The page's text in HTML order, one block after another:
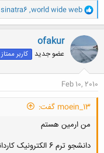
و
ا
ک
ن
ش
ه
ا
world wide web
,
sinatra6
ofakur
عضو جدید کاربر ممتاز
Feb 10, 2010
moein_13 گفت:
من ارمین هستم
دانشجو ترم 6 الکترونیک کاردانی